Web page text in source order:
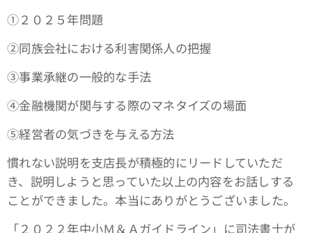
①２０２５年問題
➁同族会社における利害関係人の把握
③事業承継の一般的な手法
④金融機関が関与する際のマネタイズの場面
➄経営者の気づきを与える方法
慣れない説明を支店長が積極的にリードしていただ
き、説明しようと思っていた以上の内容をお話しする
ことができました。本当にありがとうございました。
「２０２２年中小Ｍ＆Ａガイドライン」に司法書士が